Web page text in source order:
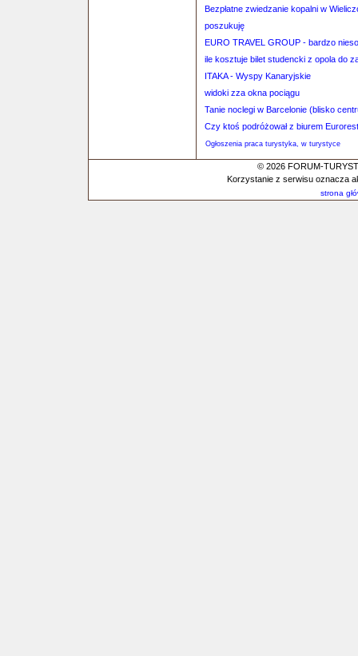
Bezpłatne zwiedzanie kopalni w
poszukuję
EURO TRAVEL GROUP - bardzo
ile kosztuje bilet studencki z opola do
ITAKA - Wyspy Kanaryjskie
widoki zza okna pociągu
Tanie noclegi w Barcelonie (blisko
Czy ktoś podróżował z biurem
Ogłoszenia praca turystyka, w turystyce
© 2026 FORUM-
Korzystanie z serwisu oznacza
strona